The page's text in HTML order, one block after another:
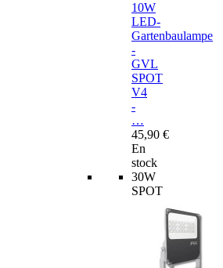
10W
LED-
Gartenbaulampe
-
GVL
SPOT
V4
-
…
45,90 €
En
stock
30W
SPOT